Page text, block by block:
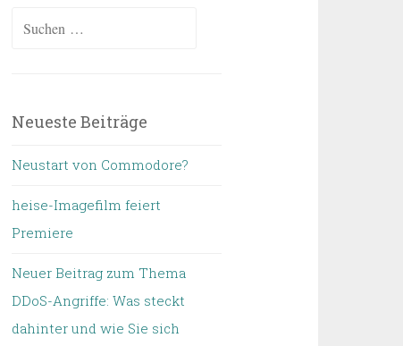
Suchen
Neueste Beiträge
Neustart von Commodore?
heise-Imagefilm feiert
Premiere
Neuer Beitrag zum Thema
DDoS-Angriffe: Was steckt
dahinter und wie Sie sich